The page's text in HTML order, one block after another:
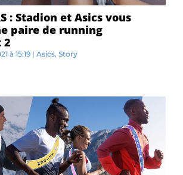
: Stadion et Asics vous
paire de running
2
à 15:19 | Asics, Story